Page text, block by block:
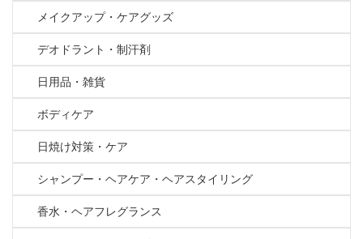
メイクアップ・ケアグッズ
デオドラント・制汗剤
日用品・雑貨
ボディケア
日焼け対策・ケア
シャンプー・ヘアケア・ヘアスタイリング
香水・ヘアフレグランス